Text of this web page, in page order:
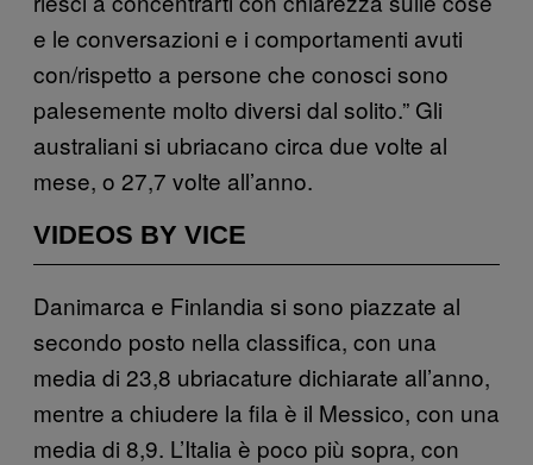
e le conversazioni e i comportamenti avuti
con/rispetto a persone che conosci sono
palesemente molto diversi dal solito.” Gli
australiani si ubriacano circa due volte al
mese, o 27,7 volte all’anno.
VIDEOS BY VICE
Danimarca e Finlandia si sono piazzate al
secondo posto nella classifica, con una
media di 23,8 ubriacature dichiarate all’anno,
mentre a chiudere la fila è il Messico, con una
media di 8,9. L’Italia è poco più sopra, con